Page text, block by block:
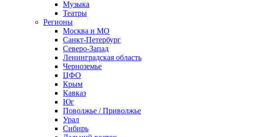
Музыка
Театры
Регионы
Москва и МО
Санкт-Петербург
Северо-Запад
Ленинградская область
Черноземье
ЦФО
Крым
Кавказ
Юг
Поволжье / Приволжье
Урал
Сибирь